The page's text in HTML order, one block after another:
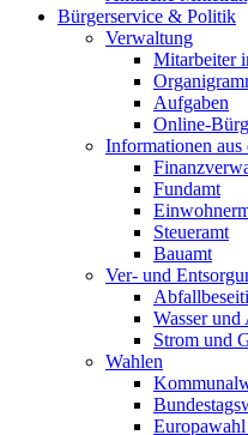
Bürgerservice & Politik
Verwaltung
Mitarbeiter
Aufgaben
Online-
Informationen aus
Fundamt
Steueramt
Bauamt
Ver- und
Wasser und
Strom und
Wahlen